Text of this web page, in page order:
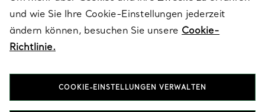
FOLGEN SIE UNS
und wie Sie Ihre Cookie-Einstellungen jederzeit
ändern können, besuchen Sie unsere Cookie-
Richtlinie.
COOKIE-EINSTELLUNGEN VERWALTEN